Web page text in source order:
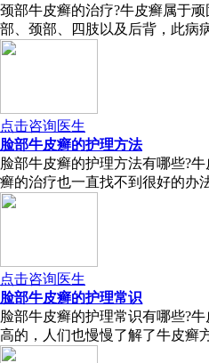
颈部牛皮癣的治疗?牛皮癣属于
部、颈部、四肢以及后背，此病
点击咨询医生
脸部牛皮癣的护理方法
脸部牛皮癣的护理方法有哪些?
癣的治疗也一直找不到很好的办
点击咨询医生
脸部牛皮癣的护理常识
脸部牛皮癣的护理常识有哪些?
高的，人们也慢慢了解了牛皮癣